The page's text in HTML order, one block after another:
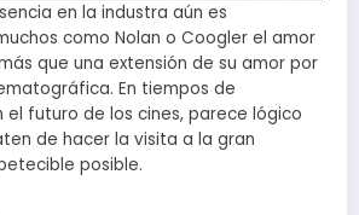
en la industra aún es
como Nolan o Coogler el amor
que una extensión de su amor por
En tiempos de
el futuro de los cines, parece lógico
de hacer la visita a la gran
posible.